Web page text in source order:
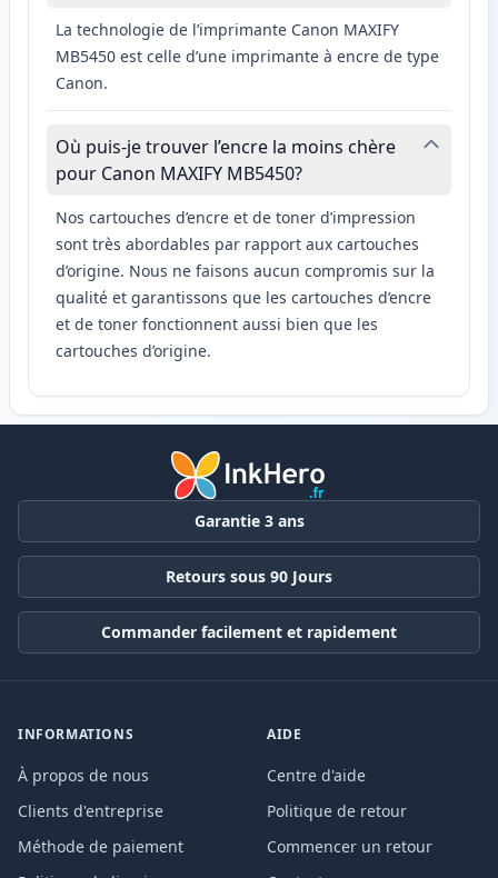
La technologie de l’imprimante Canon MAXIFY
MB5450 est celle d’une imprimante à encre de type
Canon.
Où puis-je trouver l’encre la moins chère
pour Canon MAXIFY MB5450?
Nos cartouches d’encre et de toner d’impression
sont très abordables par rapport aux cartouches
d’origine. Nous ne faisons aucun compromis sur la
qualité et garantissons que les cartouches d’encre
et de toner fonctionnent aussi bien que les
cartouches d’origine.
Garantie 3 ans
Retours sous 90 Jours
Commander facilement et rapidement
INFORMATIONS
À propos de nous
Clients d'entreprise
Méthode de paiement
AIDE
Centre d'aide
Politique de retour
Commencer un retour